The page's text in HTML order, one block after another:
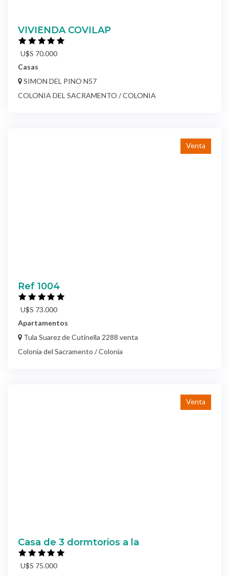
VIVIENDA COVILAP
U$S 70.000
Casas
SIMON DEL PINO N57
COLONIA DEL SACRAMENTO / COLONIA
Venta
Ref 1004
U$S 73.000
Apartamentos
Tula Suarez de Cutinella 2288 venta
Colonia del Sacramento / Colonia
Venta
Casa de 3 dormtorios a la
U$S 75.000